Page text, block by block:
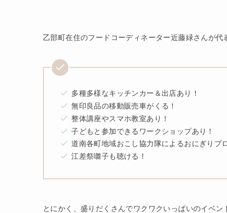
乙部町在住のフードコーディネーター近藤緑さんが代
多種多様なキッチンカー＆出店あり！
無印良品の移動販売車がくる！
整体講座やスマホ教室あり！
子どもと参加できるワークショップあり！
道南各町地域おこし協力隊によるおにぎりプ
江差祭囃子も聴ける！
とにかく、盛りだくさんでワクワクいっぱいのイベン